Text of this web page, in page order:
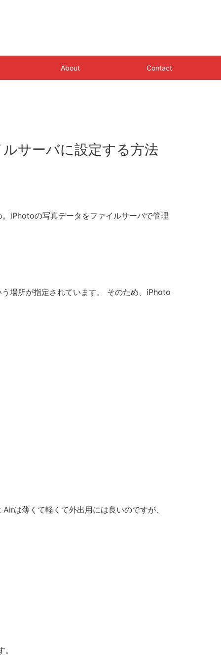
About Contact
サーバに設定する方法
iPhotoの写真データをファイルサーバで管理
場所が指定されています。 そのため、iPhoto
は薄くて軽くて外出用には良いのですが、